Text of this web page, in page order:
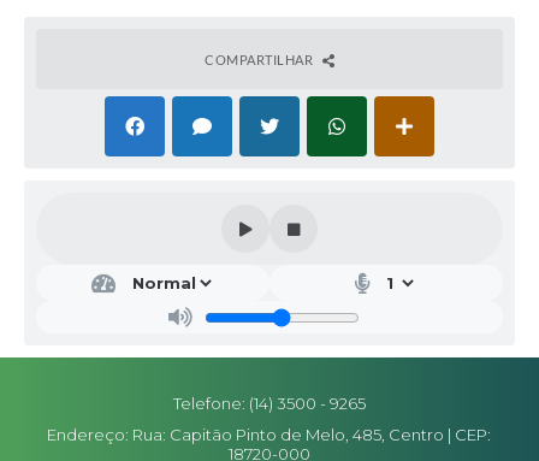
etar
sand
COMPARTILHAR
Telefone: (14) 3500 - 9265
Endereço: Rua: Capitão Pinto de Melo, 485, Centro | CEP:
18720-000